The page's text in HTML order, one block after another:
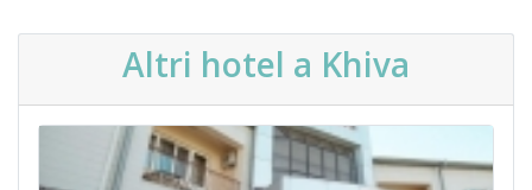
Altri hotel a Khiva